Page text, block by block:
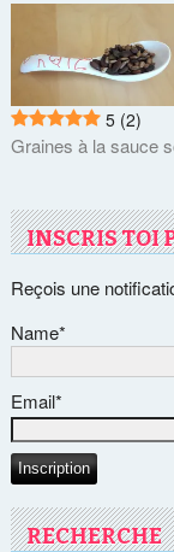
5 (2)
Graines à la sauce
INSCRIS TOI
Reçois une
Name*
Email*
RECHERCHE